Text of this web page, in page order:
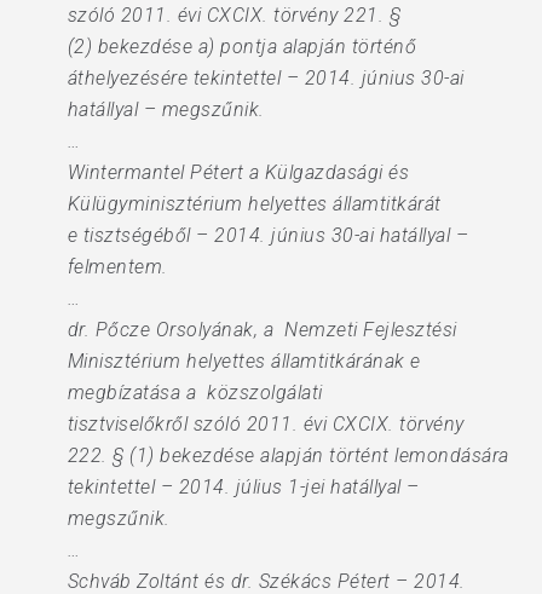
szóló 2011. évi CXCIX. törvény 221. §
(2) bekezdése a) pontja alapján történő
áthelyezésére tekintettel – 2014. június 30-ai
hatállyal – megszűnik.
…
Wintermantel Pétert a Külgazdasági és
Külügyminisztérium helyettes államtitkárát
e tisztségéből – 2014. június 30-ai hatállyal –
felmentem.
…
dr. Pőcze Orsolyának, a Nemzeti Fejlesztési
Minisztérium helyettes államtitkárának e
megbízatása a közszolgálati
tisztviselőkről szóló 2011. évi CXCIX. törvény
222. § (1) bekezdése alapján történt lemondására
tekintettel – 2014. július 1-jei hatállyal –
megszűnik.
…
Schváb Zoltánt és dr. Székács Pétert – 2014.